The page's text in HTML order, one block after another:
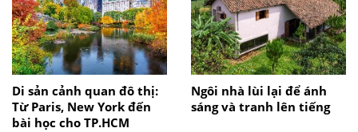
Di sản cảnh quan đô thị:
Từ Paris, New York đến
bài học cho TP.HCM
Ngôi nhà lùi lại để ánh
sáng và tranh lên tiếng